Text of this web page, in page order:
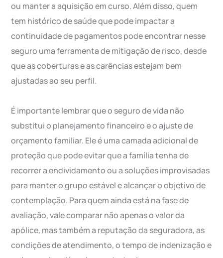
ou manter a aquisição em curso. Além disso, quem
tem histórico de saúde que pode impactar a
continuidade de pagamentos pode encontrar nesse
seguro uma ferramenta de mitigação de risco, desde
que as coberturas e as carências estejam bem
ajustadas ao seu perfil.
É importante lembrar que o seguro de vida não
substitui o planejamento financeiro e o ajuste de
orçamento familiar. Ele é uma camada adicional de
proteção que pode evitar que a família tenha de
recorrer a endividamento ou a soluções improvisadas
para manter o grupo estável e alcançar o objetivo de
contemplação. Para quem ainda está na fase de
avaliação, vale comparar não apenas o valor da
apólice, mas também a reputação da seguradora, as
condições de atendimento, o tempo de indenização e